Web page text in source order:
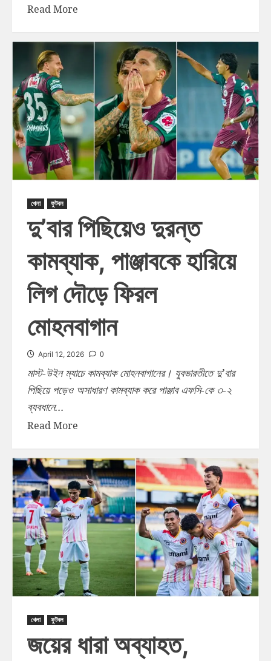
Read More
খেলা ফুটবল
দু’বার পিছিয়েও দুরন্ত
কামব্যাক, পাঞ্জাবকে হারিয়ে
লিগ দৌড়ে ফিরল
মোহনবাগান
April 12, 2026 0
মাস্ট-উইন ম্যাচে কামব্যাক মোহনবাগানের। যুবভারতীতে দু’বার
পিছিয়ে পড়েও অসাধারণ কামব্যাক করে পাঞ্জাব এফসি-কে ৩-২
ব্যবধানে...
Read More
খেলা ফুটবল
জয়ের ধারা অব্যাহত,